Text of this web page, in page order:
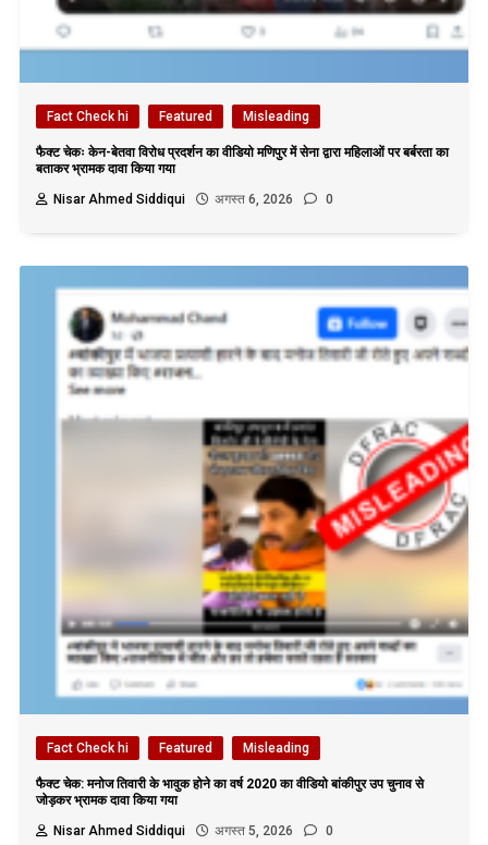
Fact Check hi Featured Misleading
फैक्ट चेकः केन-बेतवा विरोध प्रदर्शन का वीडियो मणिपुर में सेना द्वारा महिलाओं पर बर्बरता का
बताकर भ्रामक दावा किया गया
Nisar Ahmed Siddiqui
अगस्त 6, 2026 0
Fact Check hi Featured Misleading
फैक्ट चेक: मनोज तिवारी के भावुक होने का वर्ष 2020 का वीडियो बांकीपुर उप चुनाव से
जोड़कर भ्रामक दावा किया गया
Nisar Ahmed Siddiqui
अगस्त 5, 2026 0